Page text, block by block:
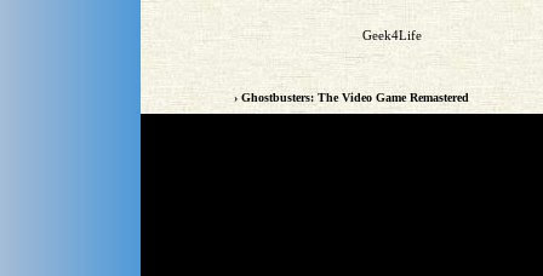
Geek4Life
› Ghostbusters: The Video Game Remastered